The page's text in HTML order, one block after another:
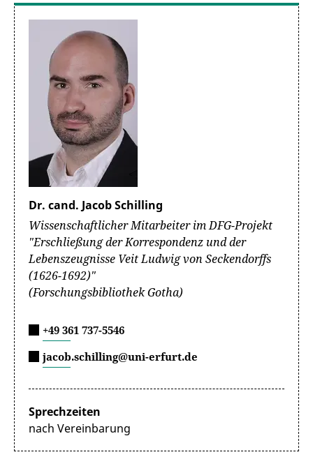
Dr. cand. Jacob Schilling
Wissenschaftlicher Mitarbeiter im DFG-Projekt
"Erschließung der Korrespondenz und der
Lebenszeugnisse Veit Ludwig von Seckendorffs
(1626-1692)"
(Forschungsbibliothek Gotha)
+49 361 737-5546
jacob.schilling@uni-erfurt.de
Sprechzeiten
nach Vereinbarung